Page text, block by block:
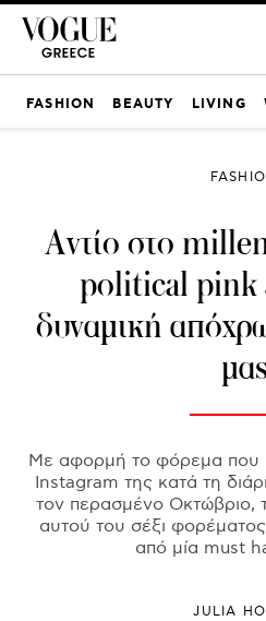
FASHION BEAUTY LIVING
Αντίο στο
political pink
δυναμική
Με αφορμή το φόρεμα που
Ιnstagram της κατά τη
τον περασμένο Οκτώβριο,
αυτού του σέξι
από μία must
JULIA